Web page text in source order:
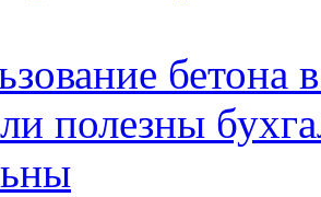
бетона
полезны